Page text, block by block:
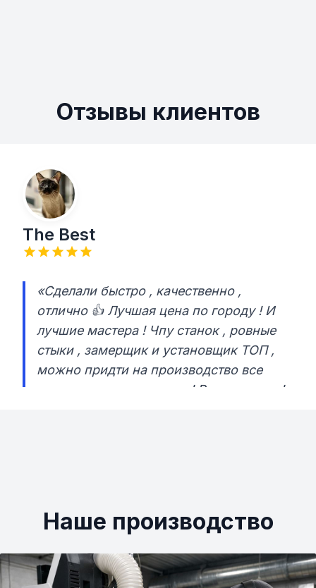
Отзывы клиентов
The Best
«Сделали быстро , качественно ,
отлично 👍 Лучшая цена по городу ! И
лучшие мастера ! Чпу станок , ровные
стыки , замерщик и установщик ТОП ,
можно придти на производство все
посмотреть и потрогать ! Рекомендую !
Наше производство